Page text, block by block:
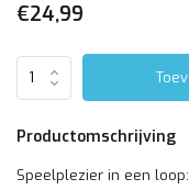
€24,99
Productomschrijving
Speelplezier in een